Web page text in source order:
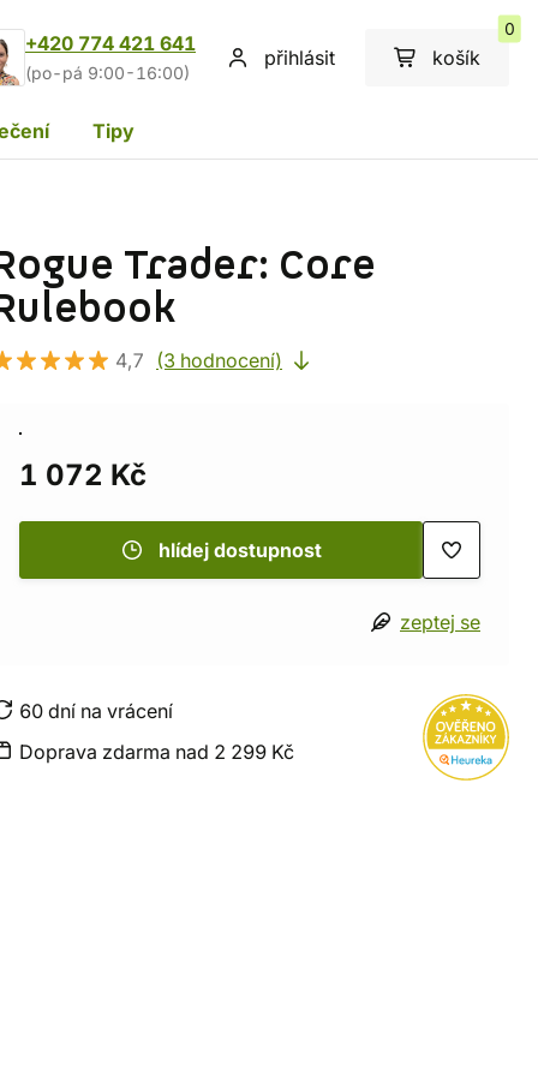
+420 774 421 641
(po-pá 9:00-16:00)
přihlásit košík
0
Tipy
Trader: Core
4,7 (3 hodnocení)
1 072 Kč
hlídej dostupnost
zeptej se
60 dní na vrácení
Doprava zdarma nad 2 299 Kč